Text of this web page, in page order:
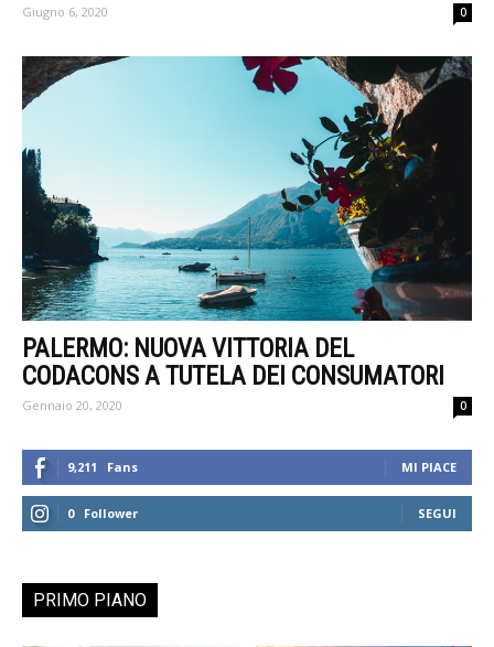
Giugno 6, 2020 0
PALERMO: NUOVA VITTORIA DEL
CODACONS A TUTELA DEI CONSUMATORI
Gennaio 20, 2020 0
9,211 Fans MI PIACE
0 Follower SEGUI
PRIMO PIANO